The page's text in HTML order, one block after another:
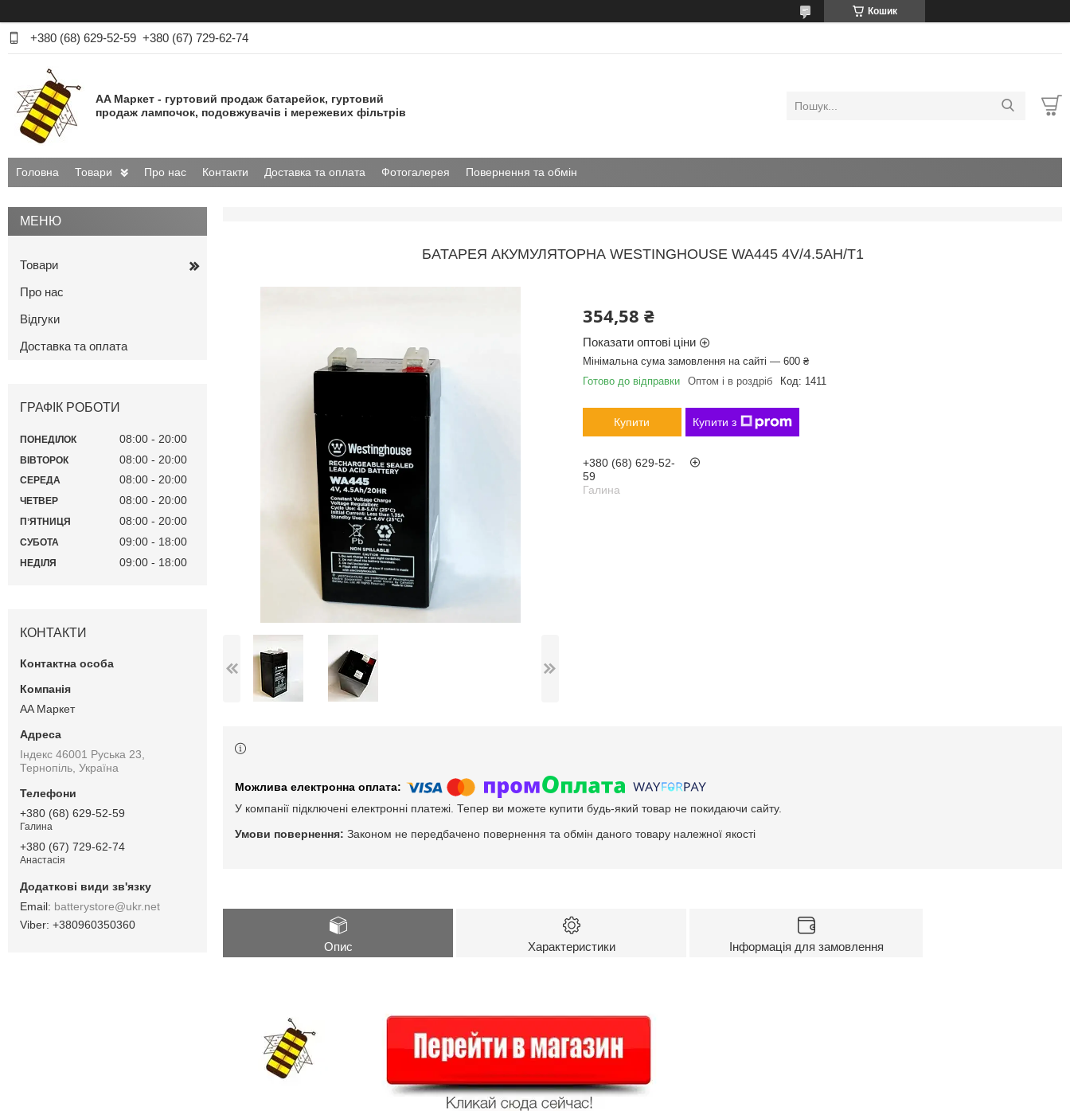
Кошик
+380 (68) 629-52-59 +380 (67) 729-62-74
AA Маркет - гуртовий продаж батарейок, гуртовий
продаж лампочок, подовжувачів і мережевих фільтрів
Головна Товари Про нас Контакти Доставка та оплата Фотогалерея Повернення та обмін
БАТАРЕЯ АКУМУЛЯТОРНА WESTINGHOUSE WA445 4V/4.5AH/T1
354,58 ₴
Показати оптові ціни
Мінімальна сума замовлення на сайті — 600 ₴
Готово до відправки
Оптом і в роздріб Код: 1411
Купити Купити з
+380 (68) 629-52-
59
Галина
У компанії підключені електронні платежі. Тепер ви можете купити будь-який товар не покидаючи сайту.
Законом не передбачено повернення та обмін даного товару належної якості
Опис Характеристики Інформація для замовлення
Товари
Про нас
Відгуки
Доставка та оплата
ГРАФІК РОБОТИ
ПОНЕДІЛОК 08:00 20:00
ВІВТОРОК 08:00 20:00
СЕРЕДА 08:00 20:00
ЧЕТВЕР 08:00 20:00
ПʼЯТНИЦЯ 08:00 20:00
СУБОТА 09:00 18:00
НЕДІЛЯ 09:00 18:00
КОНТАКТИ
AA Маркет
Індекс 46001 Руська 23,
Тернопіль, Україна
+380 (68) 629-52-59
Галина
+380 (67) 729-62-74
Анастасія
batterystore@ukr.net
+380960350360